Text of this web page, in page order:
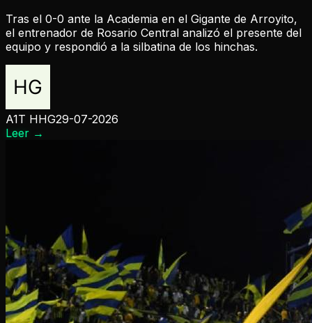
Tras el 0-0 ante la Academia en el Gigante de Arroyito,
el entrenador de Rosario Central analizó el presente del
equipo y respondió a la silbatina de los hinchas.
A1T HHG29-07-2026
Leer →